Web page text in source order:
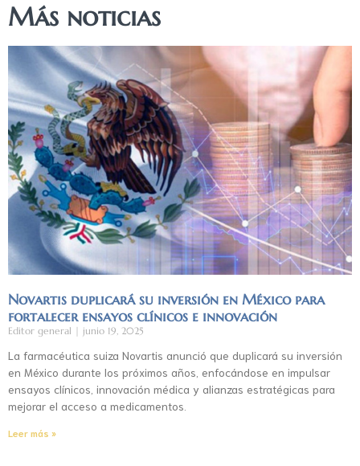
Más noticias
Novartis duplicará su inversión en México para
fortalecer ensayos clínicos e innovación
Editor general junio 19, 2025
La farmacéutica suiza Novartis anunció que duplicará su inversión
en México durante los próximos años, enfocándose en impulsar
ensayos clínicos, innovación médica y alianzas estratégicas para
mejorar el acceso a medicamentos.
Leer más »